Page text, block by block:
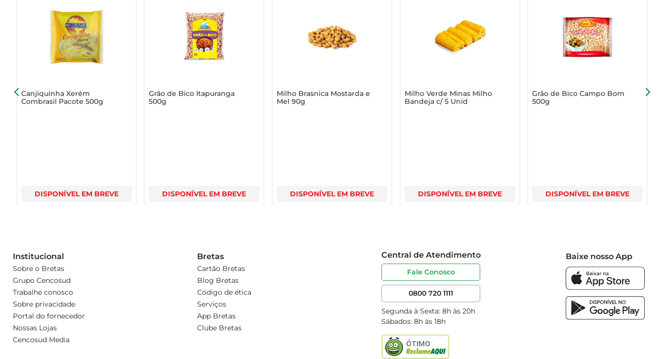
Canjiquinha Xerém
Combrasil Pacote 500g
DISPONÍVEL EM BREVE
Grão de Bico Itapuranga
500g
DISPONÍVEL EM BREVE
Milho Brasnica Mostarda e
Mel 90g
DISPONÍVEL EM BREVE
Milho Verde Minas Milho
Bandeja c/ 5 Unid
DISPONÍVEL EM BREVE
Grão de Bico Campo Bom
500g
DISPONÍVEL EM BREVE
Institucional
Sobre o Bretas
Grupo Cencosud
Trabalhe conosco
Sobre privacidade
Portal do fornecedor
Nossas Lojas
Cencosud Media
Bretas
Cartão Bretas
Blog Bretas
Código de ética
Serviços
App Bretas
Clube Bretas
Central de Atendimento
Fale Conosco
0800 720 1111
Segunda à Sexta: 8h às 20h
Sábados: 8h às 18h
Baixe nosso App